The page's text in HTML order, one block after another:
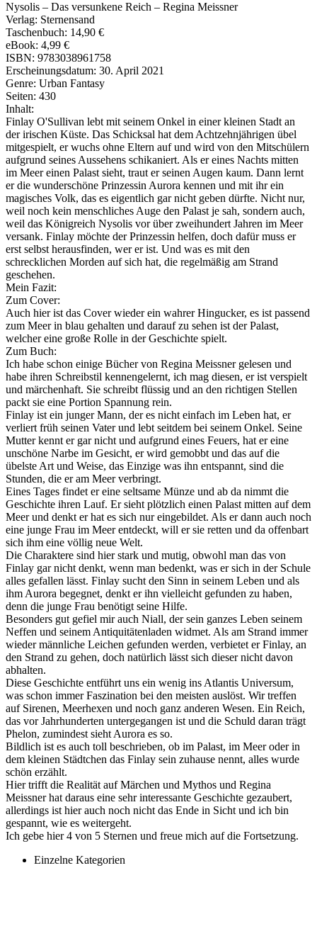
Nysolis – Das versunkene Reich – Regina Meissner
Verlag: Sternensand
Taschenbuch: 14,90 €
eBook: 4,99 €
ISBN: 9783038961758
Erscheinungsdatum: 30. April 2021
Genre: Urban Fantasy
Seiten: 430
Inhalt:
Finlay O'Sullivan lebt mit seinem Onkel in einer kleinen Stadt an
der irischen Küste. Das Schicksal hat dem Achtzehnjährigen übel
mitgespielt, er wuchs ohne Eltern auf und wird von den Mitschülern
aufgrund seines Aussehens schikaniert. Als er eines Nachts mitten
im Meer einen Palast sieht, traut er seinen Augen kaum. Dann lernt
er die wunderschöne Prinzessin Aurora kennen und mit ihr ein
magisches Volk, das es eigentlich gar nicht geben dürfte. Nicht nur,
weil noch kein menschliches Auge den Palast je sah, sondern auch,
weil das Königreich Nysolis vor über zweihundert Jahren im Meer
versank. Finlay möchte der Prinzessin helfen, doch dafür muss er
erst selbst herausfinden, wer er ist. Und was es mit den
schrecklichen Morden auf sich hat, die regelmäßig am Strand
geschehen.
Mein Fazit:
Zum Cover:
Auch hier ist das Cover wieder ein wahrer Hingucker, es ist passend
zum Meer in blau gehalten und darauf zu sehen ist der Palast,
welcher eine große Rolle in der Geschichte spielt.
Zum Buch:
Ich habe schon einige Bücher von Regina Meissner gelesen und
habe ihren Schreibstil kennengelernt, ich mag diesen, er ist verspielt
und märchenhaft. Sie schreibt flüssig und an den richtigen Stellen
packt sie eine Portion Spannung rein.
Finlay ist ein junger Mann, der es nicht einfach im Leben hat, er
verliert früh seinen Vater und lebt seitdem bei seinem Onkel. Seine
Mutter kennt er gar nicht und aufgrund eines Feuers, hat er eine
unschöne Narbe im Gesicht, er wird gemobbt und das auf die
übelste Art und Weise, das Einzige was ihn entspannt, sind die
Stunden, die er am Meer verbringt.
Eines Tages findet er eine seltsame Münze und ab da nimmt die
Geschichte ihren Lauf. Er sieht plötzlich einen Palast mitten auf dem
Meer und denkt er hat es sich nur eingebildet. Als er dann auch noch
eine junge Frau im Meer entdeckt, will er sie retten und da offenbart
sich ihm eine völlig neue Welt.
Die Charaktere sind hier stark und mutig, obwohl man das von
Finlay gar nicht denkt, wenn man bedenkt, was er sich in der Schule
alles gefallen lässt. Finlay sucht den Sinn in seinem Leben und als
ihm Aurora begegnet, denkt er ihn vielleicht gefunden zu haben,
denn die junge Frau benötigt seine Hilfe.
Besonders gut gefiel mir auch Niall, der sein ganzes Leben seinem
Neffen und seinem Antiquitätenladen widmet. Als am Strand immer
wieder männliche Leichen gefunden werden, verbietet er Finlay, an
den Strand zu gehen, doch natürlich lässt sich dieser nicht davon
abhalten.
Diese Geschichte entführt uns ein wenig ins Atlantis Universum,
was schon immer Faszination bei den meisten auslöst. Wir treffen
auf Sirenen, Meerhexen und noch ganz anderen Wesen. Ein Reich,
das vor Jahrhunderten untergegangen ist und die Schuld daran trägt
Phelon, zumindest sieht Aurora es so.
Bildlich ist es auch toll beschrieben, ob im Palast, im Meer oder in
dem kleinen Städtchen das Finlay sein zuhause nennt, alles wurde
schön erzählt.
Hier trifft die Realität auf Märchen und Mythos und Regina
Meissner hat daraus eine sehr interessante Geschichte gezaubert,
allerdings ist hier auch noch nicht das Ende in Sicht und ich bin
gespannt, wie es weitergeht.
Ich gebe hier 4 von 5 Sternen und freue mich auf die Fortsetzung.
Einzelne Kategorien